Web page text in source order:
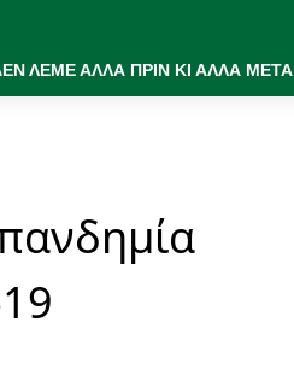
ΛΕΜΕ ΑΛΛΑ ΠΡΙΝ ΚΙ ΑΛΛΑ ΜΕΤΑ